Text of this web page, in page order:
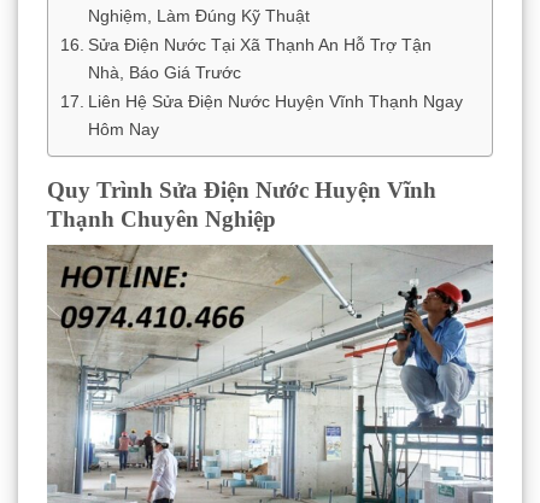
Nghiệm, Làm Đúng Kỹ Thuật
Sửa Điện Nước Tại Xã Thạnh An Hỗ Trợ Tận
Nhà, Báo Giá Trước
Liên Hệ Sửa Điện Nước Huyện Vĩnh Thạnh Ngay
Hôm Nay
Quy Trình Sửa Điện Nước Huyện Vĩnh
Thạnh Chuyên Nghiệp